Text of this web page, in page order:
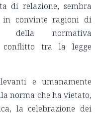
di relazione, sembra
in convinte ragioni di
della normativa
conflitto tra la legge
e umanamente
norma che ha vietato,
la celebrazione dei